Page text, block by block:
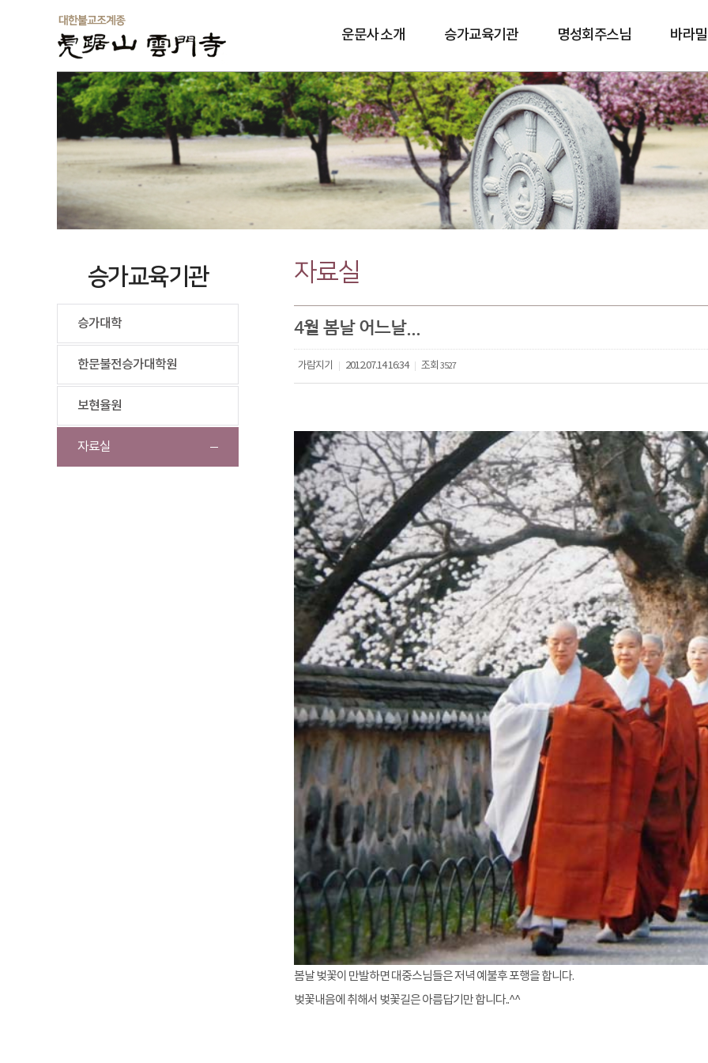
운문사 소개 승가교육기관 명성회주스님 바라
솔바람길
승가교육기관
승가대학
한문불전승가대학원
보현율원
자료실
자료실
4월 봄날 어느날...
가람지기 2012.07.14 16:34 조회 3527
봄날 벚꽃이 만발하면 대중스님들은 저녁 예불후 포행을 합니다.
벚꽃내음에 취해서 벚꽃길은 아름답기만 합니다..^^